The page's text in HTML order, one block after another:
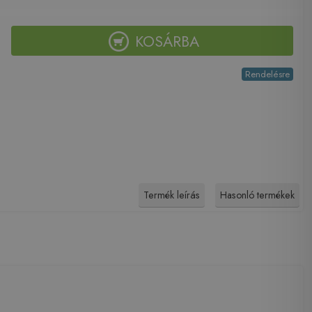
KOSÁRBA
Rendelésre
Termék leírás Hasonló termékek